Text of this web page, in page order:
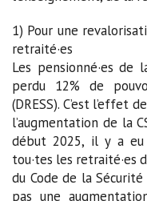
1) Pour une
retraité·es
Les pensionné·es
perdu 12% de
(DRESS). C’est
l’augmentation de la
début 2025, il y a eu
tou·tes les retraité·es
du Code de la
pas une